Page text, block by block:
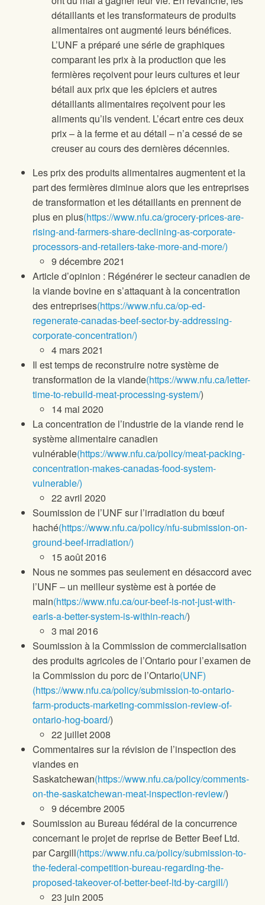
détaillants et les transformateurs de produits
alimentaires ont augmenté leurs bénéfices.
L’UNF a préparé une série de graphiques
comparant les prix à la production que les
fermières reçoivent pour leurs cultures et leur
bétail aux prix que les épiciers et autres
détaillants alimentaires reçoivent pour les
aliments qu’ils vendent. L’écart entre ces deux
prix – à la ferme et au détail – n’a cessé de se
creuser au cours des dernières décennies.
Les prix des produits alimentaires augmentent et la
part des fermières diminue alors que les entreprises
de transformation et les détaillants en prennent de
plus en plus(https://www.nfu.ca/grocery-prices-are-
rising-and-farmers-share-declining-as-corporate-
processors-and-retailers-take-more-and-more/)
9 décembre 2021
Article d’opinion : Régénérer le secteur canadien de
la viande bovine en s’attaquant à la concentration
des entreprises(https://www.nfu.ca/op-ed-
regenerate-canadas-beef-sector-by-addressing-
corporate-concentration/)
4 mars 2021
Il est temps de reconstruire notre système de
transformation de la viande(https://www.nfu.ca/letter-
time-to-rebuild-meat-processing-system/)
14 mai 2020
La concentration de l’industrie de la viande rend le
système alimentaire canadien
vulnérable(https://www.nfu.ca/policy/meat-packing-
concentration-makes-canadas-food-system-
vulnerable/)
22 avril 2020
Soumission de l’UNF sur l’irradiation du bœuf
haché(https://www.nfu.ca/policy/nfu-submission-on-
ground-beef-irradiation/)
15 août 2016
Nous ne sommes pas seulement en désaccord avec
l’UNF – un meilleur système est à portée de
main(https://www.nfu.ca/our-beef-is-not-just-with-
earls-a-better-system-is-within-reach/)
3 mai 2016
Soumission à la Commission de commercialisation
des produits agricoles de l’Ontario pour l’examen de
la Commission du porc de l’Ontario(UNF)
(https://www.nfu.ca/policy/submission-to-ontario-
farm-products-marketing-commission-review-of-
ontario-hog-board/)
22 juillet 2008
Commentaires sur la révision de l’inspection des
viandes en
Saskatchewan(https://www.nfu.ca/policy/comments-
on-the-saskatchewan-meat-inspection-review/)
9 décembre 2005
Soumission au Bureau fédéral de la concurrence
concernant le projet de reprise de Better Beef Ltd.
par Cargill(https://www.nfu.ca/policy/submission-to-
the-federal-competition-bureau-regarding-the-
proposed-takeover-of-better-beef-ltd-by-cargill/)
23 juin 2005